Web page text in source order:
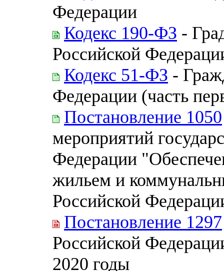
Федерации
Кодекс 190-ФЗ -
Российской
Кодекс 51-ФЗ -
Федерации (часть
Постановление 1050
мероприятий
Федерации
жильем и
Российской
Постановление 1297
Российской
2020 годы